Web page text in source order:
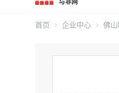
首页 企业中心 佛